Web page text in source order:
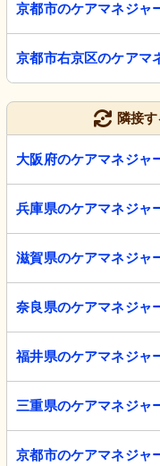
京都市のケアマネジャ
京都市右京区のケアマ
隣接
大阪府のケアマネジャ
兵庫県のケアマネジャ
滋賀県のケアマネジャ
奈良県のケアマネジャ
福井県のケアマネジャ
三重県のケアマネジャ
京都市のケアマネジャ